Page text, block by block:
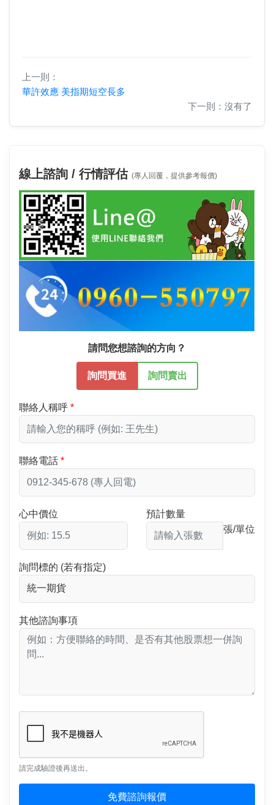
上一則：
華許效應 美指期短空長多
下一則：沒有了
線上諮詢 / 行情評估 (專人回覆，提供參考報價)
請問您想諮詢的方向？
詢問買進 詢問賣出
聯絡人稱呼
聯絡電話
心中價位
預計數量
張/單位
詢問標的 (若有指定)
其他諮詢事項
請完成驗證後再送出。
免費諮詢報價